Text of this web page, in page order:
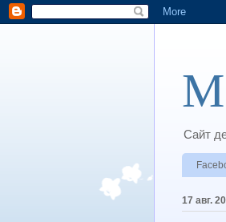
Сайт
17 авг.